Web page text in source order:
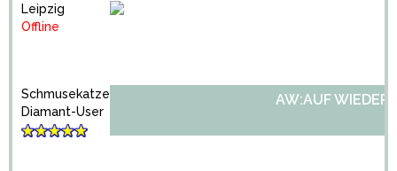
Leipzig
Offline
Schmusekatze
Diamant-User
AW:AUF